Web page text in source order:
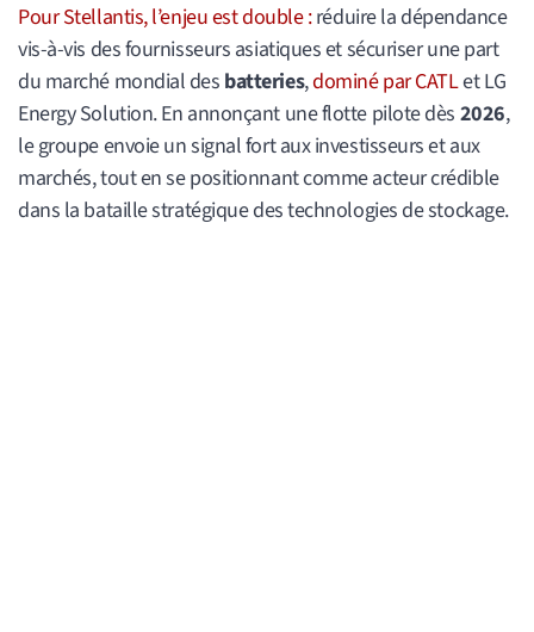
Pour Stellantis, l’enjeu est double :réduire la dépendance
vis-à-vis des fournisseurs asiatiques et sécuriser une part
du marché mondial des batteries,dominé par CATLet LG
Energy Solution. En annonçant une flotte pilote dès 2026,
le groupe envoie un signal fort aux investisseurs et aux
marchés, tout en se positionnant comme acteur crédible
dans la bataille stratégique des technologies de stockage.